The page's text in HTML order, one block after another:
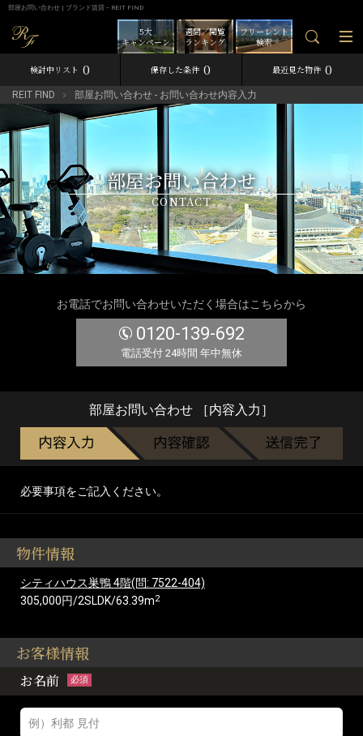
部屋お問い合わせ | ブランド賃貸－REIT FIND
フリーレント
検索
週間／閲覧
ランキング
5大
キャンペーン
検討中リスト 0 保存した条件 0 最近見た物件 0
REIT FIND 部屋お問い合わせ - お問い合わせ内容入力
部屋お問い合わせ
CONTACT
お電話でお問い合わせいただく場合はこちらから
0120-139-692
電話受付 24時間 年中無休
部屋お問い合わせ ［内容入力］
必要事項をご記入ください。
物件情報
シティハウス巣鴨 4階(問: 7522-404)
305,000円/2SLDK/63.39m2
お客様情報
お名前 必須